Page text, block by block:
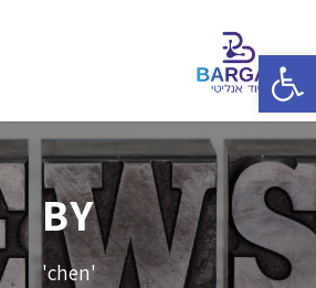
פתח סרגל נגישות
BY
'chen'